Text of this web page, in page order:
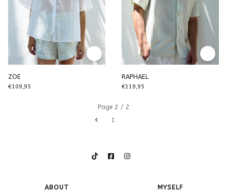
ZOE
€109,95
RAPHAEL
€119,95
Page 2 / 2
1
ABOUT MYSELF